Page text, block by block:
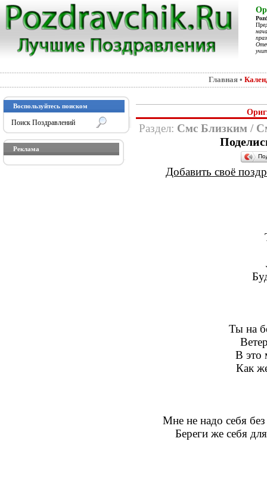
Главная •
Воспользуйтесь поиском
Реклама
Раздел: Смс Близким /
Добавить своё
Ты на
В это
Как
Мне не надо себя
Береги же себя